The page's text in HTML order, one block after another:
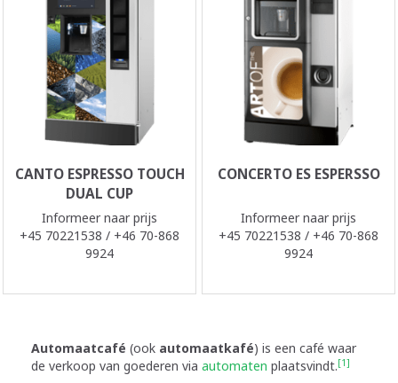
CANTO ESPRESSO TOUCH
DUAL CUP
Informeer naar prijs
+45 70221538 / +46 70-868
9924
CONCERTO ES ESPERSSO
Informeer naar prijs
+45 70221538 / +46 70-868
9924
Automaatcafé (ook automaatkafé) is een café waar
de verkoop van goederen via automaten plaatsvindt.[1]